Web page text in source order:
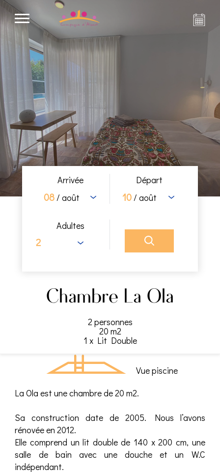
Arrivée
08/ août
Départ
10/ août
Adultes
Chambre La Ola
2 personnes
20 m2
1 x Lit Double
Vue piscine
La Ola est une chambre de 20 m2.
Sa construction date de 2005. Nous l’avons
rénovée en 2012.
Elle comprend un lit double de 140 x 200 cm, une
salle de bain avec une douche et un W.C
indépendant.